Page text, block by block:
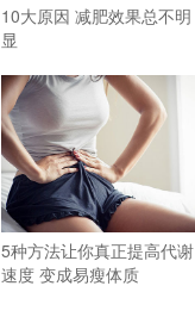
10大原因 减肥效果总不明
显
5种方法让你真正提高代谢
速度 变成易瘦体质